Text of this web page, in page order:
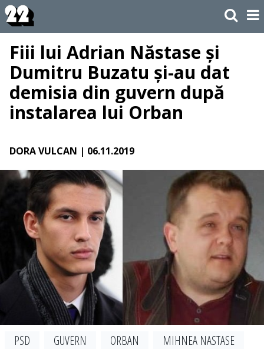
Fiii lui Adrian Năstase și
Dumitru Buzatu și-au dat
demisia din guvern după
instalarea lui Orban
DORA VULCAN | 06.11.2019
PSD GUVERN ORBAN
MIHNEA NASTASE